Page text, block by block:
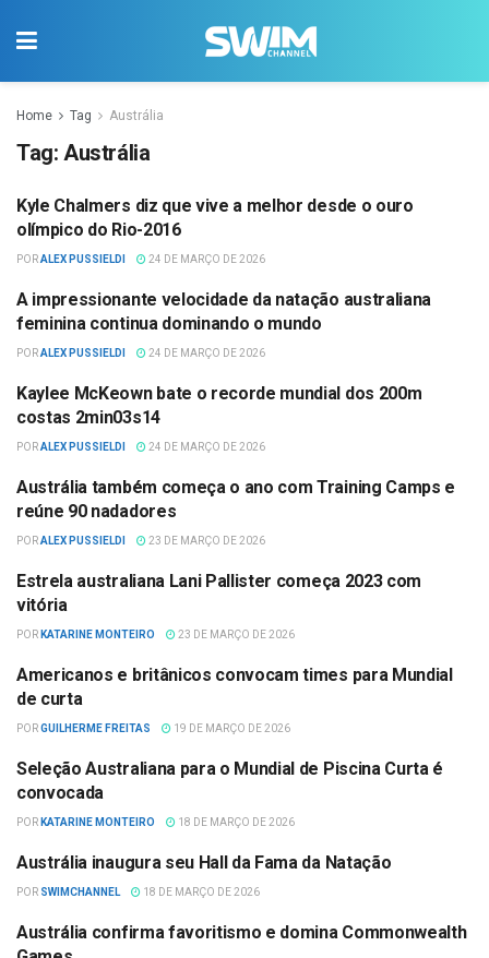
Home Tag Austrália
Tag: Austrália
NATAÇÃO
Kyle Chalmers diz que vive a melhor desde o ouro
olímpico do Rio-2016
PORALEX PUSSIELDI 24 DE MARÇO DE 2026
NATAÇÃO
A impressionante velocidade da natação australiana
feminina continua dominando o mundo
PORALEX PUSSIELDI 24 DE MARÇO DE 2026
NATAÇÃO
Kaylee McKeown bate o recorde mundial dos 200m
costas 2min03s14
PORALEX PUSSIELDI 24 DE MARÇO DE 2026
NATAÇÃO
Austrália também começa o ano com Training Camps e
reúne 90 nadadores
PORALEX PUSSIELDI 23 DE MARÇO DE 2026
ÁGUAS ABERTAS
Estrela australiana Lani Pallister começa 2023 com
vitória
POR KATARINE MONTEIRO 23 DE MARÇO DE 2026
CAMPEONATO MUNDIAL
Americanos e britânicos convocam times para Mundial
de curta
PORGUILHERME FREITAS 19 DE MARÇO DE 2026
CAMPEONATO MUNDIAL
Seleção Australiana para o Mundial de Piscina Curta é
convocada
POR KATARINE MONTEIRO 18 DE MARÇO DE 2026
NATAÇÃO
Austrália inaugura seu Hall da Fama da Natação
POR SWIMCHANNEL 18 DE MARÇO DE 2026
NATAÇÃO
Austrália confirma favoritismo e domina Commonwealth